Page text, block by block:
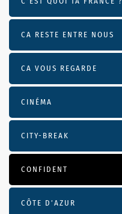
CA RESTE ENTRE NOUS
CA VOUS REGARDE
CINÉMA
CITY-BREAK
CONFIDENT
CÔTE D’AZUR